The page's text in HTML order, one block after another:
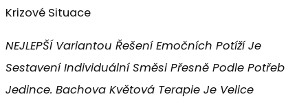
Krizové Situace
NEJLEPŠÍ Variantou Řešení Emočních Potíží Je
Sestavení Individuální Směsi Přesně Podle Potřeb
Jedince. Bachova Květová Terapie Je Velice